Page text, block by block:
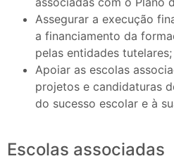
Assegurar a execução
a financiamento da
pelas entidades tutelares;
Apoiar as escolas
projetos e candidaturas
do sucesso escolar e à
Escolas associadas